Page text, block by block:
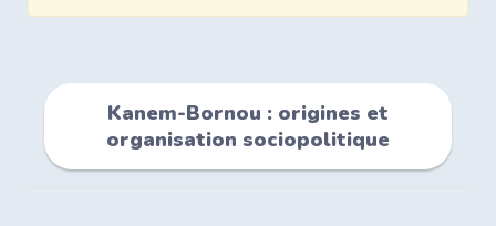
Kanem-Bornou : origines et
organisation sociopolitique